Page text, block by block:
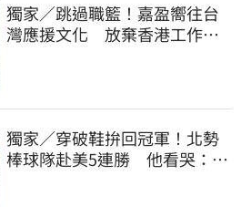
獨家／跳過職籃！嘉盈嚮往台
灣應援文化 放棄香港工作跨
獨家／穿破鞋拚回冠軍！北勢
棒球隊赴美5連勝 他看哭：台